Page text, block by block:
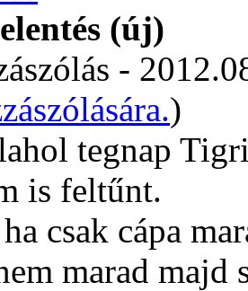
(új)
-
)
tegnap
is feltűnt.
csak cápa
marad majd